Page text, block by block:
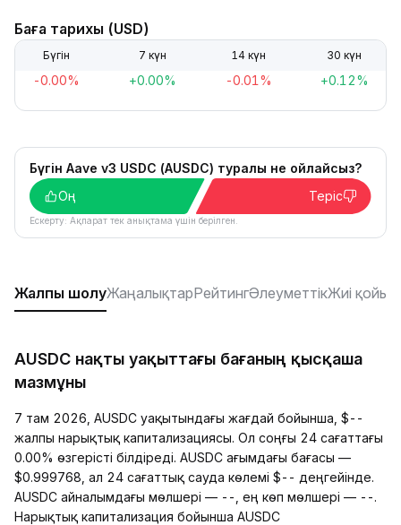
Баға тарихы (USD)
Бүгін 7 күн 14 күн 30 күн
-0.00% +0.00% -0.01% +0.12%
Бүгін Aave v3 USDC (AUSDC) туралы не ойлайсыз?
Оң
Теріс
Ескерту: Ақпарат тек анықтама үшін берілген.
Жалпы шолуЖаңалықтарРейтингӘлеуметтікЖиі
AUSDC нақты уақыттағы бағаның қысқаша
мазмұны
7 там 2026, AUSDC уақытындағы жағдай бойынша, $--
жалпы нарықтық капитализациясы. Ол соңғы 24 сағаттағы
0.00% өзгерісті білдіреді. AUSDC ағымдағы бағасы —
$0.999768, ал 24 сағаттық сауда көлемі $-- деңгейінде.
AUSDC айналымдағы мөлшері — --, ең көп мөлшері — --.
Нарықтық капитализация бойынша AUSDC